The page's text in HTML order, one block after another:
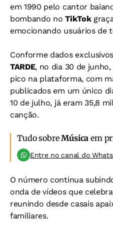
em 1990 pelo cantor
bombando noTikTok
emocionando usuários de
Conforme dados
TARDE, no dia 30 de
pico na plataforma, com
publicados em um único
10 de julho, já eram 35,8
canção.
Tudo sobreMúsica em
Entre no canal do
O número continua
onda de vídeos que
reunindo desde casais
familiares.